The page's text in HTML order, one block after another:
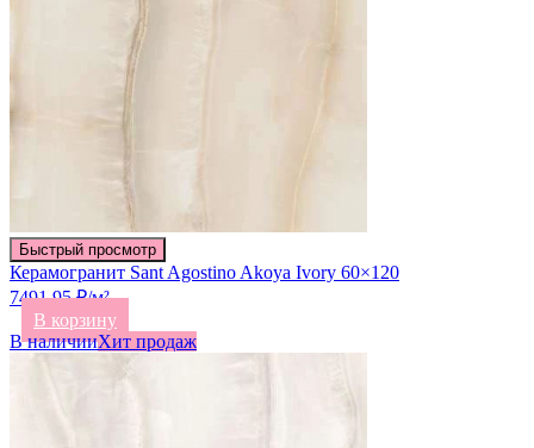
Быстрый просмотр
Керамогранит Sant Agostino Akoya Ivory 60×120
7491.95 ₽/м²
В корзину
В наличииХит продаж